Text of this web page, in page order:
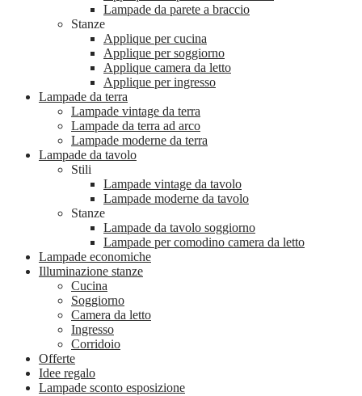
Lampade da parete a braccio
Stanze
Applique per cucina
Applique per soggiorno
Applique camera da letto
Applique per ingresso
Lampade da terra
Lampade vintage da terra
Lampade da terra ad arco
Lampade moderne da terra
Lampade da tavolo
Stili
Lampade vintage da tavolo
Lampade moderne da tavolo
Stanze
Lampade da tavolo soggiorno
Lampade per comodino camera da letto
Lampade economiche
Illuminazione stanze
Cucina
Soggiorno
Camera da letto
Ingresso
Corridoio
Offerte
Idee regalo
Lampade sconto esposizione